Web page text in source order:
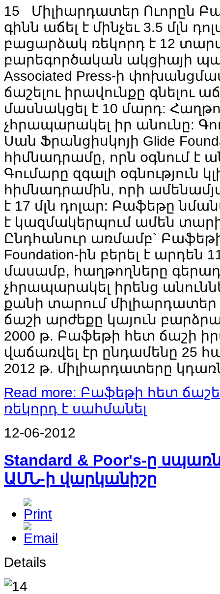
Միլիարդատեր Ուորըն
գինն աճել է մինչեւ 3.5 մլն
բացարձակ ռեկորդ է 12
բարեգործական ակցիայի
Associated Press-ի
ճաշելու իրավունքը գնելու
մասնակցել է 10 մարդ:
չհրապարակել իր անունը:
Սան Ֆրանցիսկոյի Glide
հիմնադրամը, որն օգնում է
Գումարը զգալի օգնություն
հիմնադրամին, որի
է 17 մլն դոլար: Բաֆեթը
է կազմակերպում ամեն
Ընդհանուր առմամբ`
Foundation-ին բերել է արդեն
մասամբ, հաղթողները
չհրապարակել իրենց
քանի տարում միլիարդատեր
ճաշի արժեքը կայուն
2000 թ. Բաֆեթի հետ ճաշի
վաճառվել էր ընդամենը 25
2012 թ. միլիարդատերը
Read more: Բաֆեթի հետ
ռեկորդ է սահմանել
12-06-2012
Standard & Poor's-ը
ԱՄՆ-ի վարկանիշը
Details